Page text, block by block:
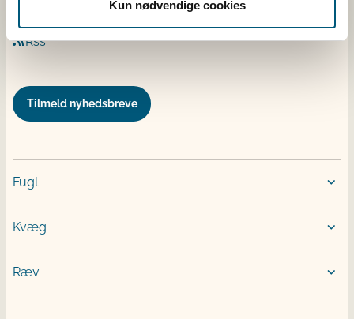
Kun nødvendige cookies
Rss
Tilmeld nyhedsbreve
Fugl
Kvæg
Ræv